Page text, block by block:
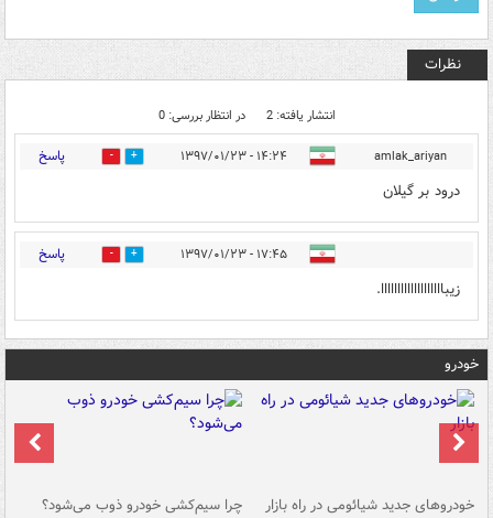
نظرات
انتشار یافته: 2 در انتظار بررسی: 0
amlak_ariyan ۱۴:۲۴ - ۱۳۹۷/۰۱/۲۳ 9 پاسخ
درود بر گیلان
۱۷:۴۵ - ۱۳۹۷/۰۱/۲۳ 1 پاسخ
زیبااااااااااااااااااا.
خودرو
خودروهای جدید شیائومی در راه بازار چرا سیم‌کشی خودرو ذوب می‌شود؟